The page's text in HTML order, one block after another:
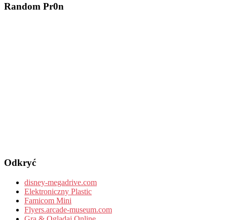
Random Pr0n
Odkryć
disney-megadrive.com
Elektroniczny Plastic
Famicom Mini
Flyers.arcade-museum.com